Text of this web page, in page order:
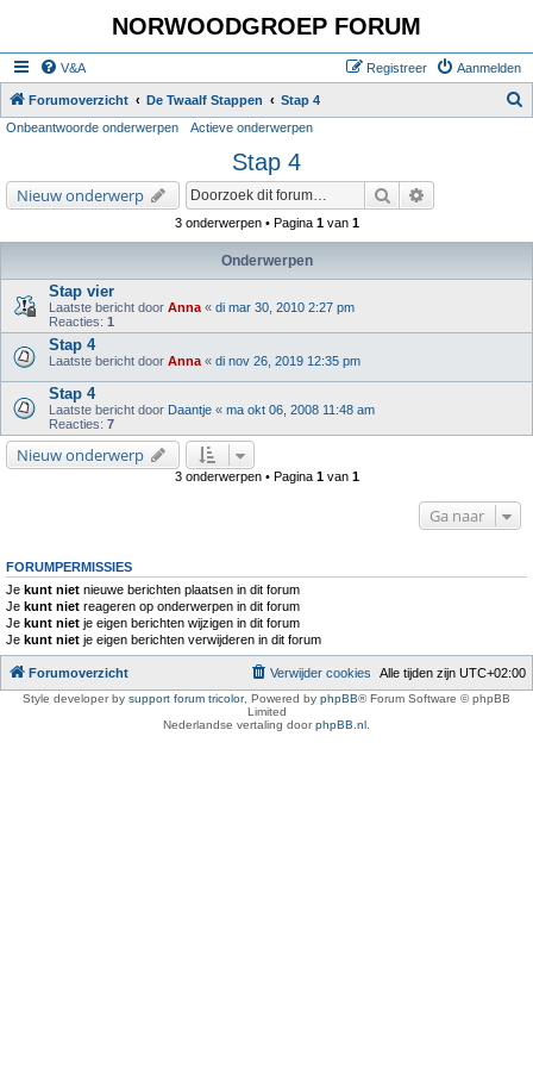
NORWOODGROEP FORUM
V&A Aanmelden
Registreer
Forumoverzicht De Twaalf Stappen Stap 4
Onbeantwoorde onderwerpen Actieve onderwerpen
Stap 4
Nieuw onderwerp Zoek
3 onderwerpen • Pagina 1van 1
Onderwerpen
Stap vier
Laatste bericht door Anna « di mar 30, 2010 2:27 pm
Reacties: 1
Stap 4
Laatste bericht door Anna « di nov 26, 2019 12:35 pm
Stap 4
Laatste bericht door Daantje « ma okt 06, 2008 11:48 am
Reacties: 7
Nieuw onderwerp
3 onderwerpen • Pagina 1van 1
Ga naar
FORUMPERMISSIES
Je kunt niet nieuwe berichten plaatsen in dit forum
Je kunt niet reageren op onderwerpen in dit forum
Je kunt niet je eigen berichten wijzigen in dit forum
Je kunt niet je eigen berichten verwijderen in dit forum
Forumoverzicht Alle tijden zijn UTC+02:00
Verwijder cookies
Style developer by support forum tricolor, Powered by phpBB® Forum Software © phpBB
Limited
Nederlandse vertaling doorphpBB.nl